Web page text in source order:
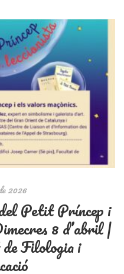
2026
Petit Príncep i
8 d’abril |
Filologia i